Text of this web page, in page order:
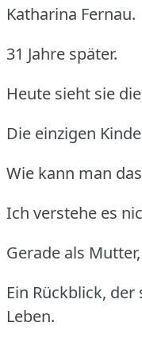
Katharina Fernau.
31 Jahre später.
Heute sieht sie
Die einzigen
Wie kann man
Ich verstehe es
Gerade als
Ein Rückblick,
Leben.